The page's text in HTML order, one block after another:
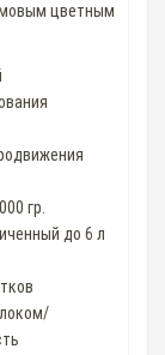
цветным
гр.
до 6 л